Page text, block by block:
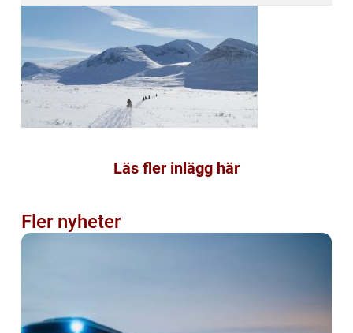
Läs fler inlägg här
Fler nyheter